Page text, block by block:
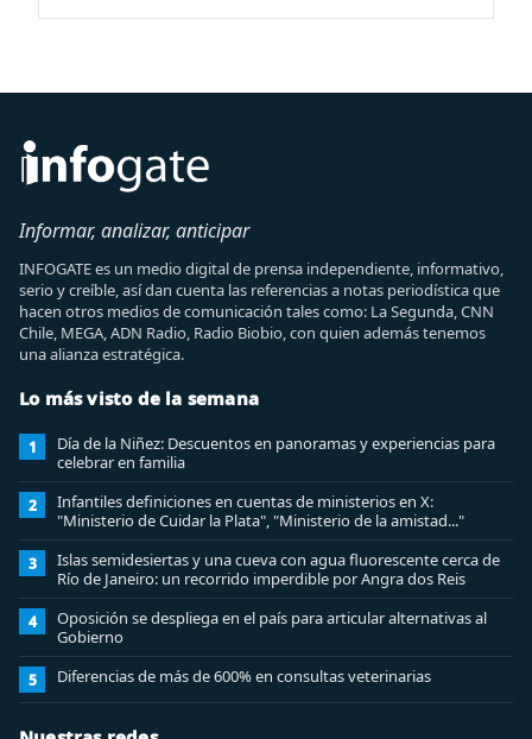
Informar, analizar, anticipar
INFOGATE es un medio digital de prensa independiente, informativo,
serio y creíble, así dan cuenta las referencias a notas periodística que
hacen otros medios de comunicación tales como: La Segunda, CNN
Chile, MEGA, ADN Radio, Radio Biobio, con quien además tenemos
una alianza estratégica.
Lo más visto de la semana
1
Día de la Niñez: Descuentos en panoramas y experiencias para
celebrar en familia
2
Infantiles definiciones en cuentas de ministerios en X:
"Ministerio de Cuidar la Plata", "Ministerio de la amistad..."
3
Islas semidesiertas y una cueva con agua fluorescente cerca de
Río de Janeiro: un recorrido imperdible por Angra dos Reis
4
Oposición se despliega en el país para articular alternativas al
Gobierno
5 Diferencias de más de 600% en consultas veterinarias